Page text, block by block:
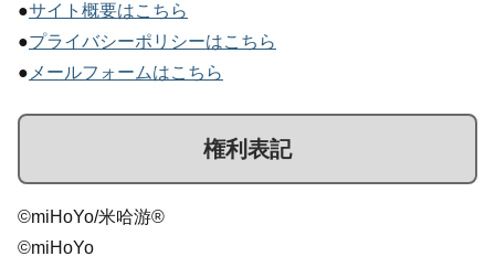
●サイト概要はこちら
●プライバシーポリシーはこちら
●メールフォームはこちら
権利表記
©miHoYo/米哈游®
©miHoYo